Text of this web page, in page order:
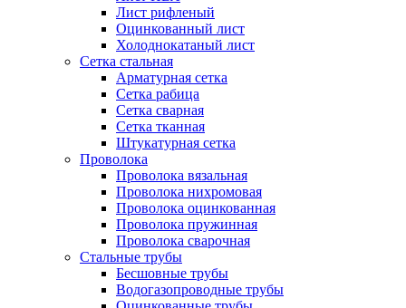
Лист рифленый
Оцинкованный лист
Холоднокатаный лист
Сетка стальная
Арматурная сетка
Сетка рабица
Сетка сварная
Сетка тканная
Штукатурная сетка
Проволока
Проволока вязальная
Проволока нихромовая
Проволока оцинкованная
Проволока пружинная
Проволока сварочная
Стальные трубы
Бесшовные трубы
Водогазопроводные трубы